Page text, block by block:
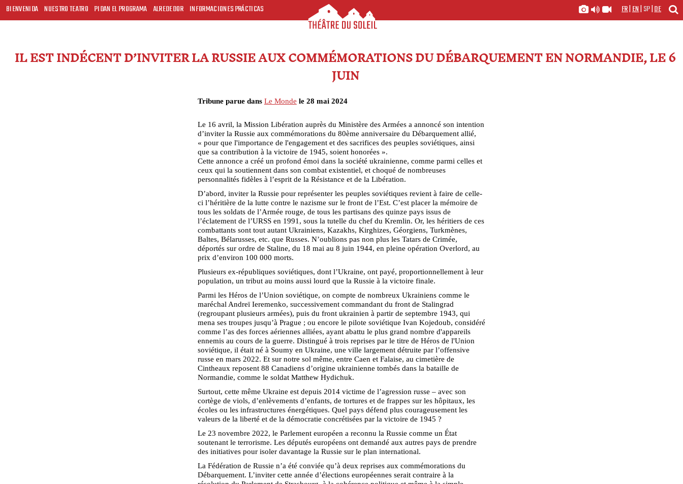
BIENVENIDA NUESTRO TEATRO PIDAN EL PROGRAMA ALREDEDOR INFORMACIONES PRÁCTICAS FR|EN|SP|DE
IL EST INDÉCENT D’INVITER LA RUSSIE AUX COMMÉMORATIONS DU DÉBARQUEMENT EN NORMANDIE, LE 6
JUIN
Tribune parue dans Le Monde le 28 mai 2024
Le 16 avril, la Mission Libération auprès du Ministère des Armées a annoncé son intention
d’inviter la Russie aux commémorations du 80ème anniversaire du Débarquement allié,
« pour que l'importance de l'engagement et des sacrifices des peuples soviétiques, ainsi
que sa contribution à la victoire de 1945, soient honorées ».
Cette annonce a créé un profond émoi dans la société ukrainienne, comme parmi celles et
ceux qui la soutiennent dans son combat existentiel, et choqué de nombreuses
personnalités fidèles à l’esprit de la Résistance et de la Libération.
D’abord, inviter la Russie pour représenter les peuples soviétiques revient à faire de celle-
ci l’héritière de la lutte contre le nazisme sur le front de l’Est. C’est placer la mémoire de
tous les soldats de l’Armée rouge, de tous les partisans des quinze pays issus de
l’éclatement de l’URSS en 1991, sous la tutelle du chef du Kremlin. Or, les héritiers de ces
combattants sont tout autant Ukrainiens, Kazakhs, Kirghizes, Géorgiens, Turkmènes,
Baltes, Bélarusses, etc. que Russes. N’oublions pas non plus les Tatars de Crimée,
déportés sur ordre de Staline, du 18 mai au 8 juin 1944, en pleine opération Overlord, au
prix d’environ 100 000 morts.
Plusieurs ex-républiques soviétiques, dont l’Ukraine, ont payé, proportionnellement à leur
population, un tribut au moins aussi lourd que la Russie à la victoire finale.
Parmi les Héros de l’Union soviétique, on compte de nombreux Ukrainiens comme le
maréchal Andreï Ieremenko, successivement commandant du front de Stalingrad
(regroupant plusieurs armées), puis du front ukrainien à partir de septembre 1943, qui
mena ses troupes jusqu’à Prague ; ou encore le pilote soviétique Ivan Kojedoub, considéré
comme l’as des forces aériennes alliées, ayant abattu le plus grand nombre d'appareils
ennemis au cours de la guerre. Distingué à trois reprises par le titre de Héros de l'Union
soviétique, il était né à Soumy en Ukraine, une ville largement détruite par l’offensive
russe en mars 2022. Et sur notre sol même, entre Caen et Falaise, au cimetière de
Cintheaux reposent 88 Canadiens d’origine ukrainienne tombés dans la bataille de
Normandie, comme le soldat Matthew Hydichuk.
Surtout, cette même Ukraine est depuis 2014 victime de l’agression russe – avec son
cortège de viols, d’enlèvements d’enfants, de tortures et de frappes sur les hôpitaux, les
écoles ou les infrastructures énergétiques. Quel pays défend plus courageusement les
valeurs de la liberté et de la démocratie concrétisées par la victoire de 1945 ?
Le 23 novembre 2022, le Parlement européen a reconnu la Russie comme un État
soutenant le terrorisme. Les députés européens ont demandé aux autres pays de prendre
des initiatives pour isoler davantage la Russie sur le plan international.
La Fédération de Russie n’a été conviée qu’à deux reprises aux commémorations du
Débarquement. L’inviter cette année d’élections européennes serait contraire à la